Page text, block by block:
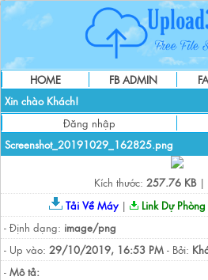
HOME FB ADMIN
Xin chào Khách!
Đăng nhập
Screenshot_20191029_162825.png
Kích thước: 257.76 KB|
Tải Về Máy| Link Dự Phòng
- Định dạng: image/png
- Up vào: 29/10/2019, 16:53 PM - Bởi:
- Mô tả: